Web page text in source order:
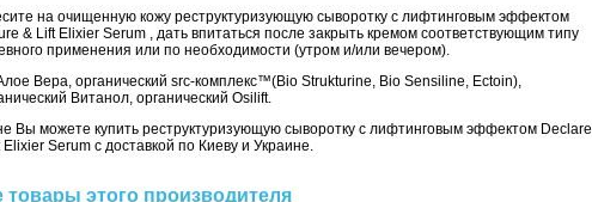
на очищенную кожу реструктуризующую сыворотку с лифтинговым эффектом
& Lift Elixier Serum , дать впитаться после закрыть кремом соответствующим типу
применения или по необходимости (утром и/или вечером).
Вера, органический src-комплекс™(Bio Strukturine, Bio Sensiline, Ectoin),
Витанол, органический Osilift.
Вы можете купить реструктуризующую сыворотку с лифтинговым эффектом Declare
Serum с доставкой по Киеву и Украине.
товары этого производителя